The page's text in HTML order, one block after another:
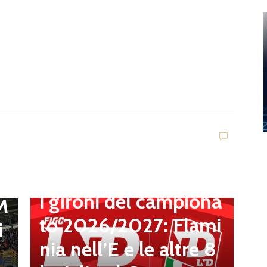
i gironi del campiona
to 2026/2027: Flami
nia nell’E e le altre 8